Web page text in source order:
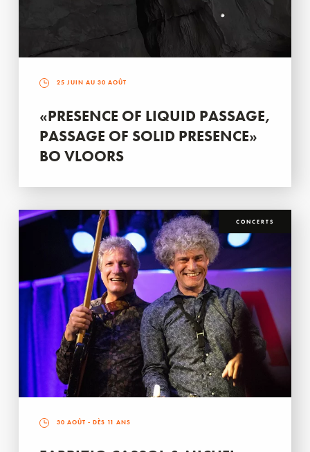
25 JUIN AU 30 AOÛT
«PRESENCE OF LIQUID PASSAGE,
PASSAGE OF SOLID PRESENCE»
BO VLOORS
CONCERTS
30 AOÛT - DÈS 11 ANS